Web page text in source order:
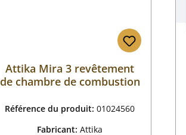
Attika Mira 3 revêtement
de chambre de combustion
Référence du produit:01024560
Fabricant:Attika